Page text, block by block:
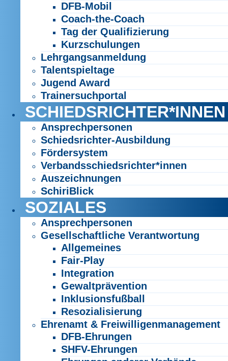
DFB-Mobil
Coach-the-Coach
Tag der Qualifizierung
Kurzschulungen
Lehrgangsanmeldung
Talentspieltage
Jugend Award
Trainersuchportal
SCHIEDSRICHTER*INNEN
Ansprechpersonen
Schiedsrichter-Ausbildung
Fördersystem
Verbandsschiedsrichter*innen
Auszeichnungen
SchiriBlick
SOZIALES
Ansprechpersonen
Gesellschaftliche Verantwortung
Allgemeines
Fair-Play
Integration
Gewaltprävention
Inklusionsfußball
Resozialisierung
Ehrenamt & Freiwilligenmanagement
DFB-Ehrungen
SHFV-Ehrungen